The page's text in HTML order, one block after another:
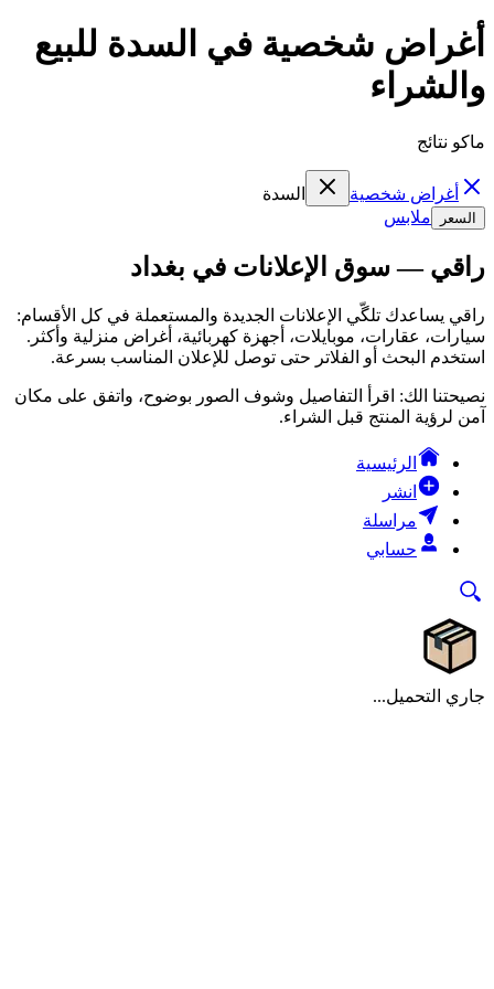
أغراض شخصية في السدة للبيع
والشراء
ماكو نتائج
أغراض شخصية السدة
السعر ملابس
راقي — سوق الإعلانات في بغداد
راقي يساعدك تلگّي الإعلانات الجديدة والمستعملة في كل الأقسام:
سيارات، عقارات، موبايلات، أجهزة كهربائية، أغراض منزلية وأكثر.
استخدم البحث أو الفلاتر حتى توصل للإعلان المناسب بسرعة.
نصيحتنا الك: اقرأ التفاصيل وشوف الصور بوضوح، واتفق على مكان
آمن لرؤية المنتج قبل الشراء.
الرئيسية
انشر
مراسلة
حسابي
جاري التحميل...